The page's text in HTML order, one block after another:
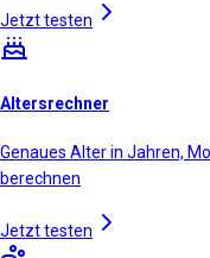
Jetzt testen
Altersrechner
Genaues Alter in Jahren,
berechnen
Jetzt testen